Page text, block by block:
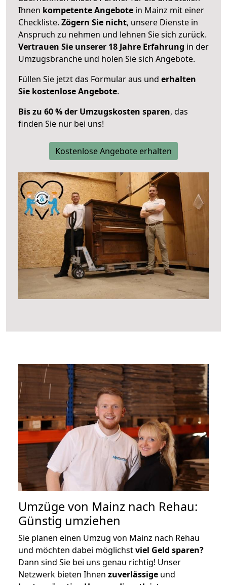
Ihnen kompetente Angebote in Mainz mit einer
Checkliste. Zögern Sie nicht, unsere Dienste in
Anspruch zu nehmen und lehnen Sie sich zurück.
Vertrauen Sie unserer 18 Jahre Erfahrung in der
Umzugsbranche und holen Sie sich Angebote.
Füllen Sie jetzt das Formular aus und erhalten
Sie kostenlose Angebote.
Bis zu 60 % der Umzugskosten sparen, das
finden Sie nur bei uns!
Kostenlose Angebote erhalten
Umzüge von Mainz nach Rehau:
Günstig umziehen
Sie planen einen Umzug von Mainz nach Rehau
und möchten dabei möglichstviel Geld sparen?
Dann sind Sie bei uns genau richtig! Unser
Netzwerk bieten Ihnen zuverlässige und